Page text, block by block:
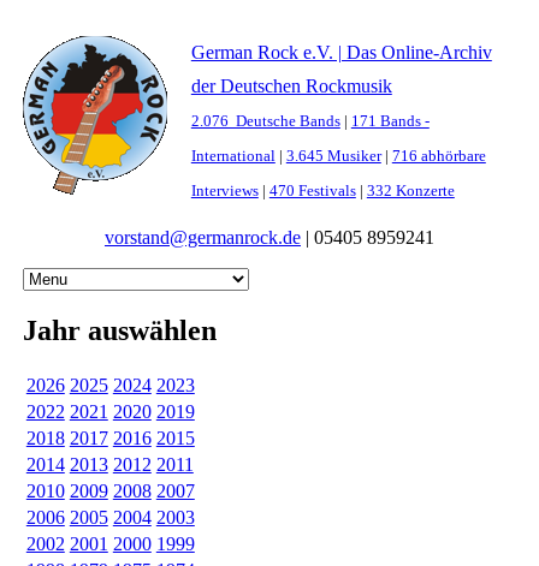
German Rock e.V. | Das Online-Archiv
der Deutschen Rockmusik
2.076 Deutsche Bands| 171 Bands -
International| 3.645 Musiker| 716 abhörbare
Interviews| 470 Festivals| 332 Konzerte
vorstand@germanrock.de| 05405 8959241
Jahr auswählen
2026 2025 2024 2023
2022 2021 2020 2019
2018 2017 2016 2015
2014 2013 2012 2011
2010 2009 2008 2007
2006 2005 2004 2003
2002 2001 2000 1999